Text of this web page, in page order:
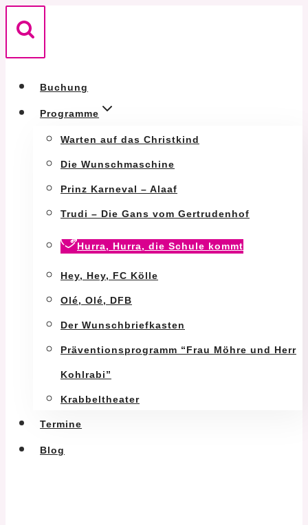
Zum
Inhalt
Buchung
Programme
Warten auf das Christkind
Die Wunschmaschine
Prinz Karneval – Alaaf
Trudi – Die Gans vom Gertrudenhof
Hurra, Hurra, die Schule kommt
Hey, Hey, FC Kölle
Olé, Olé, DFB
Der Wunschbriefkasten
Präventionsprogramm “Frau Möhre und Herr
Kohlrabi”
Krabbeltheater
Termine
Blog